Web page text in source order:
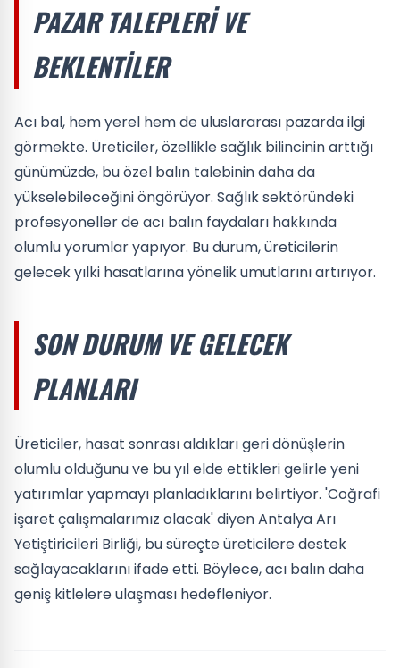
PAZAR TALEPLERI VE
BEKLENTILER
Acı bal, hem yerel hem de uluslararası pazarda ilgi
görmekte. Üreticiler, özellikle sağlık bilincinin arttığı
günümüzde, bu özel balın talebinin daha da
yükselebileceğini öngörüyor. Sağlık sektöründeki
profesyoneller de acı balın faydaları hakkında
olumlu yorumlar yapıyor. Bu durum, üreticilerin
gelecek yılki hasatlarına yönelik umutlarını artırıyor.
SON DURUM VE GELECEK
PLANLARI
Üreticiler, hasat sonrası aldıkları geri dönüşlerin
olumlu olduğunu ve bu yıl elde ettikleri gelirle yeni
yatırımlar yapmayı planladıklarını belirtiyor. 'Coğrafi
işaret çalışmalarımız olacak' diyen Antalya Arı
Yetiştiricileri Birliği, bu süreçte üreticilere destek
sağlayacaklarını ifade etti. Böylece, acı balın daha
geniş kitlelere ulaşması hedefleniyor.